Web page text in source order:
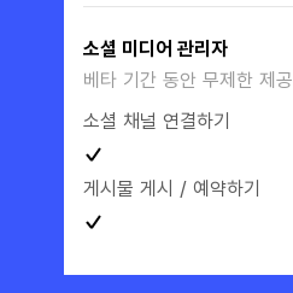
소셜 미디어 관리자
베타 기간 동안 무제한 제공
소셜 채널 연결하기
게시물 게시 / 예약하기